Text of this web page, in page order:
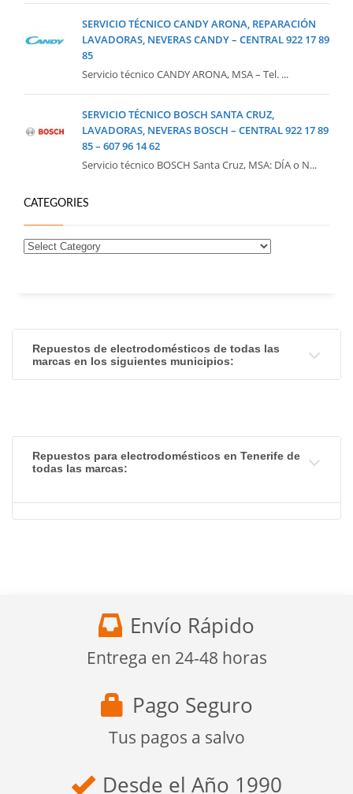
SERVICIO TÉCNICO CANDY ARONA, REPARACIÓN
LAVADORAS, NEVERAS CANDY – CENTRAL 922 17 89
85
Servicio técnico CANDY ARONA, MSA – Tel. ...
SERVICIO TÉCNICO BOSCH SANTA CRUZ,
LAVADORAS, NEVERAS BOSCH – CENTRAL 922 17 89
85 – 607 96 14 62
Servicio técnico BOSCH Santa Cruz, MSA: DÍA o N...
CATEGORIES
Repuestos de electrodomésticos de todas las
marcas en los siguientes municipios:
Repuestos para electrodomésticos en Tenerife de
todas las marcas:
Envío Rápido
Entrega en 24-48 horas
Pago Seguro
Tus pagos a salvo
Desde el Año 1990